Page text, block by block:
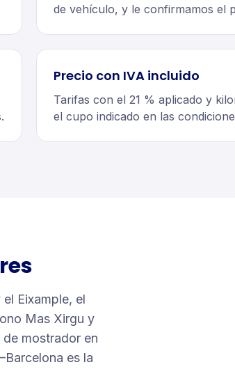
de vehículo, y le confirmamos el
Precio con IVA incluido
Tarifas con el 21 % aplicado y
el cupo indicado en las
Eixample, el
Mas Xirgu y
mostrador en
es la